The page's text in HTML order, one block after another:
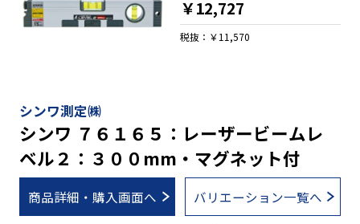
シンワ測定㈱
シンワ ７６１６５：レーザービームレ
ベル２：３００mm・マグネット付
商品詳細・購入画面へ バリエーション一覧へ
￥12,727
税抜：￥11,570